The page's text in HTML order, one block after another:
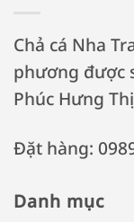
Chả cá Nha
phương được
Phúc Hưng
Đặt hàng:
Danh mục